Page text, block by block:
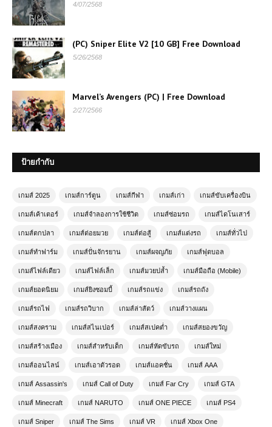
4/07/2568
(PC) Sniper Elite V2 [10 GB] Free Download
5/26/2568
Marvel’s Avengers (PC) | Free Download
2/27/2566
ป้ายกำกับ
เกมส์ 2025 เกมส์การ์ตูน เกมส์กีฬา เกมส์เก่า เกมส์ขับเครื่องบิน
เกมส์เค้าเตอร์ เกมส์จำลองการใช้ชีวิต เกมส์ซ่อมรถ เกมส์ไดโนเสาร์
เกมส์ตกปลา เกมส์ต่อยมวย เกมส์ต่อสู้ เกมส์แต่งรถ เกมส์ทั่วไป
เกมส์ทำฟาร์ม เกมส์ปั่นจักรยาน เกมส์ผจญภัย เกมส์ฟุตบอล
เกมส์ไฟล์เดียว เกมส์ไฟล์เล็ก เกมส์มวยปล้ำ เกมส์มือถือ (Mobile)
เกมส์ยอดนิยม เกมส์ยิงซอมบี้ เกมส์รถแข่ง เกมส์รถถัง
เกมส์รถไฟ เกมส์รถวิบาก เกมส์ล่าสัตว์ เกมส์วางแผน
เกมส์สงคราม เกมส์สไนเปอร์ เกมส์สเปคต่ำ เกมส์สยองขวัญ
เกมส์สร้างเมือง เกมส์สำหรับเด็ก เกมส์หัดขับรถ เกมส์ใหม่
เกมส์ออนไลน์ เกมส์เอาตัวรอด เกมส์แอคชั่น เกมส์ AAA
เกมส์ Assassin's เกมส์ Call of Duty เกมส์ Far Cry เกมส์ GTA
เกมส์ Minecraft เกมส์ NARUTO เกมส์ ONE PIECE เกมส์ PS4
เกมส์ Sniper เกมส์ The Sims เกมส์ VR เกมส์ Xbox One
(PC) MONSTER HUNTER RISE
Sunbreak | Free Download
เกมส์ออนไลน์ฟรี Moto Trials – เกมขี่
เกมส์ออนไลน์ 🚀 Futuristic Racer
ความเร็ว
เกมส์ออนไลน์ฟรี Army Combat
ศิลปะแห่งการรบของกองทัพ
เกมส์ออนไลน์ฟรี Idle Dev Startup
Simulation
เกมส์ออนไลน์ฟรี Dragon Ball: Fierce
Fighting 5 – ศึกดราก้อนบอลภาคต่อสุด
มันส์